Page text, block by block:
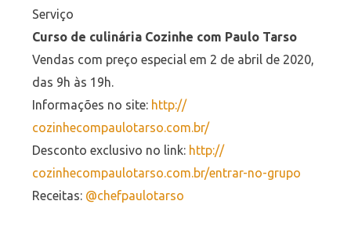
Serviço
Curso de culinária Cozinhe com Paulo Tarso
Vendas com preço especial em 2 de abril de 2020,
das 9h às 19h.
Informações no site: http://
cozinhecompaulotarso.com.br/
Desconto exclusivo no link: http://
cozinhecompaulotarso.com.br/entrar-no-grupo
Receitas: @chefpaulotarso